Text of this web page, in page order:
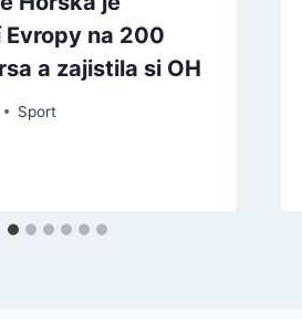
na 200
a zajistila si OH
Sport